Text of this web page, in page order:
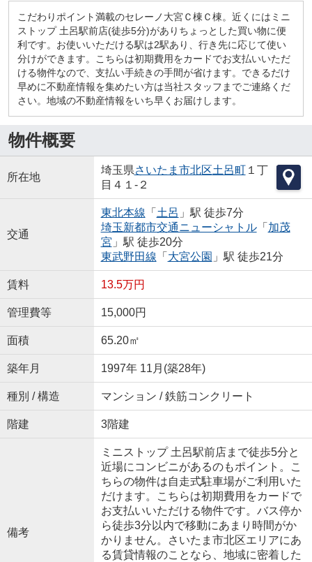
こだわりポイント満載のセレーノ大宮Ｃ棟Ｃ棟。近くにはミニ
ストップ 土呂駅前店(徒歩5分)がありちょっとした買い物に便
利です。お使いいただける駅は2駅あり、行き先に応じて使い
分けができます。こちらは初期費用をカードでお支払いいただ
ける物件なので、支払い手続きの手間が省けます。できるだけ
早めに不動産情報を集めたい方は当社スタッフまでご連絡くだ
さい。地域の不動産情報をいち早くお届けします。
物件概要
所在地
埼玉県さいたま市北区土呂町１丁
目４１-２
交通
東北本線 「 土呂 」駅 徒歩7分
埼玉新都市交通ニューシャトル「 加茂
宮 」駅 徒歩20分
東武野田線 「 大宮公園 」駅 徒歩21分
賃料 13.5万円
管理費等 15,000円
面積 65.20㎡
築年月 1997年 11月(築28年)
種別 / 構造 マンション / 鉄筋コンクリート
階建 3階建
備考
ミニストップ 土呂駅前店まで徒歩5分と
近場にコンビニがあるのもポイント。こ
ちらの物件は自走式駐車場がご利用いた
だけます。こちらは初期費用をカードで
お支払いいただける物件です。バス停か
ら徒歩3分以内で移動にあまり時間がか
かりません。さいたま市北区エリアにあ
る賃貸情報のことなら、地域に密着した